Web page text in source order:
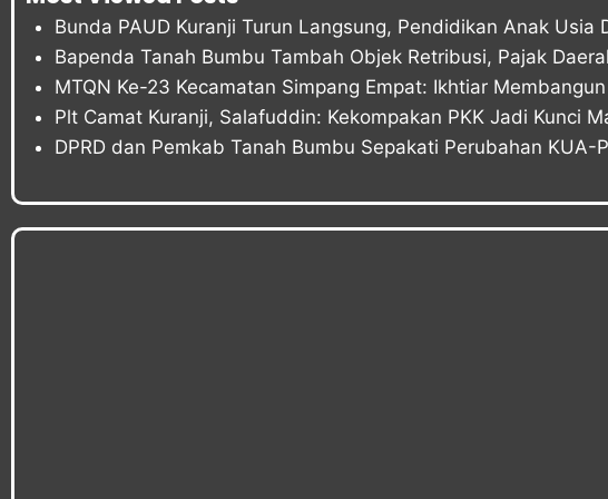
Bunda PAUD Kuranji Turun Langsung, Pendidikan Anak Usia
Bapenda Tanah Bumbu Tambah Objek Retribusi, Pajak
MTQN Ke-23 Kecamatan Simpang Empat: Ikhtiar Membangun
Plt Camat Kuranji, Salafuddin: Kekompakan PKK Jadi Kunci
DPRD dan Pemkab Tanah Bumbu Sepakati Perubahan KUA-